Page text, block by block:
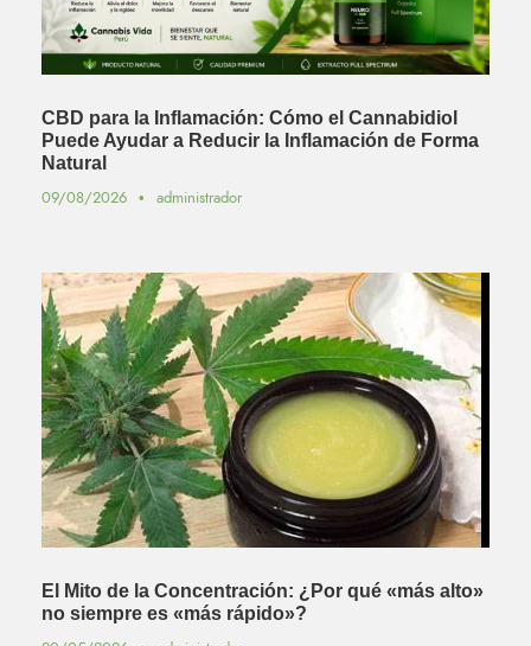
CBD para la Inflamación: Cómo el Cannabidiol
Puede Ayudar a Reducir la Inflamación de Forma
Natural
09/08/2026 • administrador
El Mito de la Concentración: ¿Por qué «más alto»
no siempre es «más rápido»?